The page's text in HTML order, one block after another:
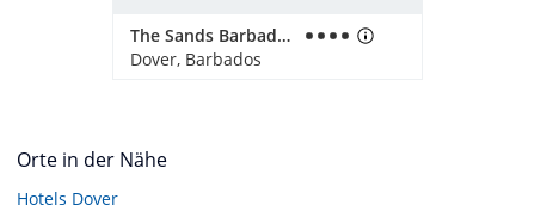
The Sands Barbados
Dover, Barbados
Orte in der Nähe
Hotels Dover